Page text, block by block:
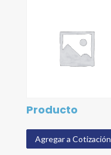
Producto
Agregar a Cotización